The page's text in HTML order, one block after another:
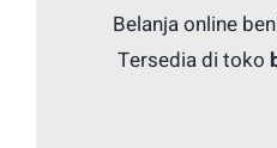
Belanja online
Tersedia di toko